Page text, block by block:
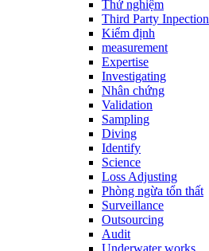
Thử nghiệm
Third Party Inpection
Kiểm định
measurement
Expertise
Investigating
Nhân chứng
Validation
Sampling
Diving
Identify
Science
Loss Adjusting
Phòng ngừa tổn thất
Surveillance
Outsourcing
Audit